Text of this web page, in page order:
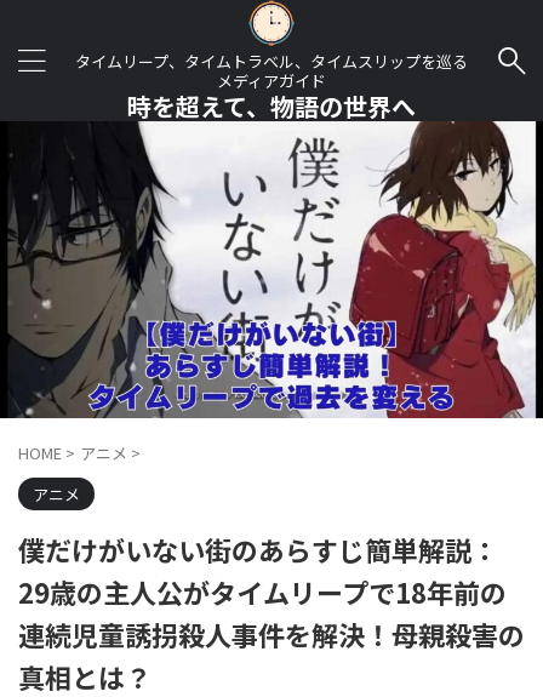
タイムリープ、タイムトラベル、タイムスリップを巡る
メディアガイド
時を超えて、物語の世界へ
HOME > アニメ >
アニメ
僕だけがいない街のあらすじ簡単解説：
29歳の主人公がタイムリープで18年前の
連続児童誘拐殺人事件を解決！母親殺害の
真相とは？